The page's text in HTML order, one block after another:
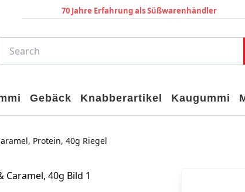
70 Jahre Erfahrung als Süßwarenhändler
Gebäck Knabberartikel Kaugummi
Protein, 40g Riegel